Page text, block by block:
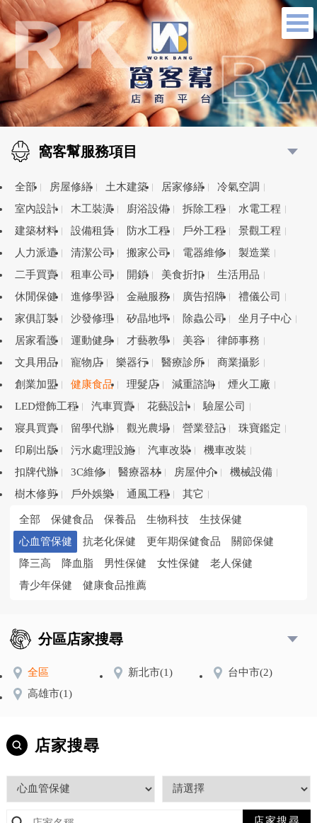
窩客幫服務項目
全部 房屋修繕 土木建築 居家修繕
冷氣空調
室內設計
木工裝潢 廚浴設備 拆除工程
水電工程
建築材料
設備租賃 防水工程 戶外工程
景觀工程
人力派遣
清潔公司 搬家公司 電器維修
製造業
二手買賣
租車公司 開鎖 美食折扣
生活用品
休閒保健
進修學習 金融服務 廣告招牌
禮儀公司
家俱訂製
沙發修理 矽晶地坪 除蟲公司
坐月子中心
居家看護
運動健身 才藝教學 美容
律師事務
文具用品
寵物店 樂器行 醫療診所
商業攝影
創業加盟
健康食品 理髮店 減重諮詢
煙火工廠
LED燈飾工程
汽車買賣 花藝設計
驗屋公司
寢具買賣
留學代辦 觀光農場 營業登記
珠寶鑑定
印刷出版
污水處理設施 汽車改裝
機車改裝
扣牌代辦
3C維修 醫療器材 房屋仲介
機械設備
樹木修剪
戶外娛樂 通風工程 其它
全部 保健食品 保養品 生物科技
生技保健
心血管保健
抗老化保健 更年期保健食品
關節保健
降三高
降血脂 男性保健 女性保健
老人保健
青少年保健
健康食品推薦
分區店家搜尋
全區 新北市(1) 台中市(2)
高雄市(1)
店家搜尋